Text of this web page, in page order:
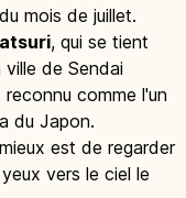
mois de juillet.
, qui se tient
de Sendai
comme l'un
du Japon.
est de regarder
vers le ciel le